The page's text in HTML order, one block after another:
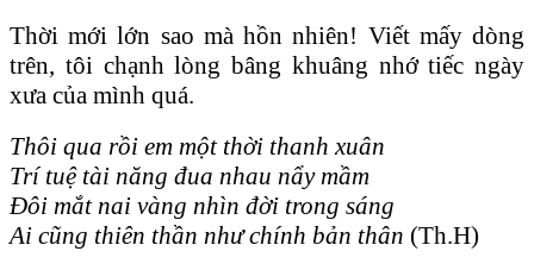
Thời mới lớn sao mà hồn nhiên! Viết mấy dòng
trên, tôi chạnh lòng bâng khuâng nhớ tiếc ngày
xưa của mình quá.
Thôi qua rồi em một thời thanh xuân
Trí tuệ tài năng đua nhau nẩy mầm
Đôi mắt nai vàng nhìn đời trong sáng
Ai cũng thiên thần như chính bản thân (Th.H)